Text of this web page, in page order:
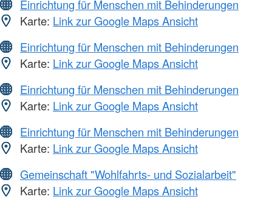
Einrichtung für Menschen mit Behinderungen
Karte: Link zur Google Maps Ansicht
Einrichtung für Menschen mit Behinderungen
Karte: Link zur Google Maps Ansicht
Einrichtung für Menschen mit Behinderungen
Karte: Link zur Google Maps Ansicht
Einrichtung für Menschen mit Behinderungen
Karte: Link zur Google Maps Ansicht
Gemeinschaft "Wohlfahrts- und Sozialarbeit"
Karte: Link zur Google Maps Ansicht